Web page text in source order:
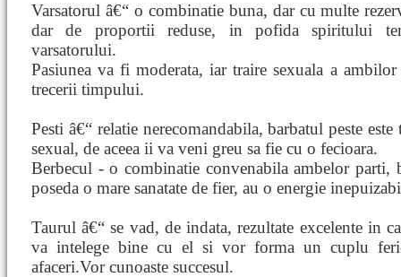
Varsatorul â€“ o combinatie buna, dar cu multe
dar de proportii reduse, in pofida spiritului
varsatorului.
Pasiunea va fi moderata, iar traire sexuala a
trecerii timpului.
Pesti â€“ relatie nerecomandabila, barbatul peste
sexual, de aceea ii va veni greu sa fie cu o fecioara.
Berbecul - o combinatie convenabila ambelor
poseda o mare sanatate de fier, au o energie
Taurul â€“ se vad, de indata, rezultate excelente in
va intelege bine cu el si vor forma un cuplu
afaceri.Vor cunoaste succesul.